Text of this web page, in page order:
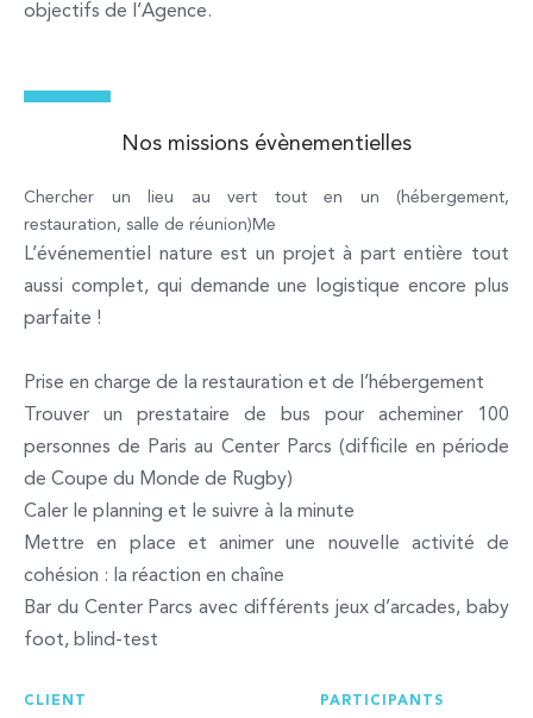
objectifs de l’Agence.
Nos missions évènementielles
Chercher un lieu au vert tout en un (hébergement,
restauration, salle de réunion)Me
L’événementiel nature est un projet à part entière tout
aussi complet, qui demande une logistique encore plus
parfaite !
Prise en charge de la restauration et de l’hébergement
Trouver un prestataire de bus pour acheminer 100
personnes de Paris au Center Parcs (difficile en période
de Coupe du Monde de Rugby)
Caler le planning et le suivre à la minute
Mettre en place et animer une nouvelle activité de
cohésion : la réaction en chaîne
Bar du Center Parcs avec différents jeux d’arcades, baby
foot, blind-test
CLIENT PARTICIPANTS